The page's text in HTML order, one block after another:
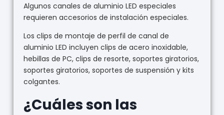
Algunos canales de aluminio LED especiales
requieren accesorios de instalación especiales.
Los clips de montaje de perfil de canal de
aluminio LED incluyen clips de acero inoxidable,
hebillas de PC, clips de resorte, soportes giratorios,
soportes giratorios, soportes de suspensión y kits
colgantes.
¿Cuáles son las